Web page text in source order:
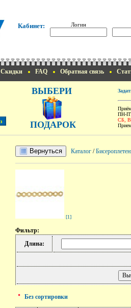
Кабинет: Логин
Скидки FAQ Обратная связь
ВЫБЕРИ
ПОДАРОК
ПН-
СБ,
Вернуться Каталог /
[1]
Фильтр:
Длина:
Без сортировки